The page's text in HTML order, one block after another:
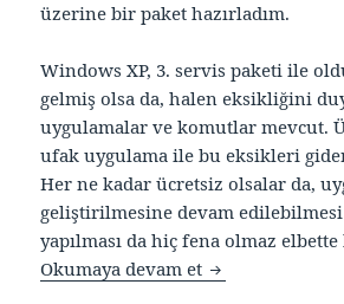
üzerine bir paket hazırladım.
Windows XP, 3. servis paketi ile
gelmiş olsa da, halen eksikliğini
uygulamalar ve komutlar mevcut.
ufak uygulama ile bu eksikleri
Her ne kadar ücretsiz olsalar da,
geliştirilmesine devam edilebilmesi
yapılması da hiç fena olmaz elbette
Okumaya devam et Windows XP